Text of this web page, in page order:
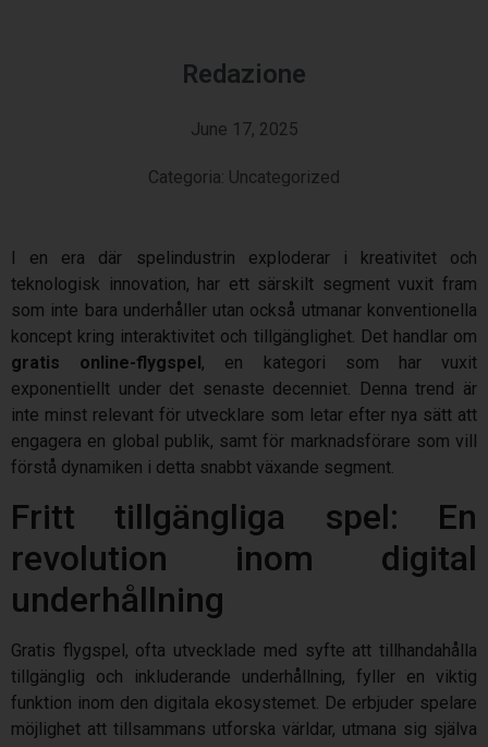
Redazione
June 17, 2025
Categoria: Uncategorized
I en era där spelindustrin exploderar i kreativitet och
teknologisk innovation, har ett särskilt segment vuxit fram
som inte bara underhåller utan också utmanar konventionella
koncept kring interaktivitet och tillgänglighet. Det handlar om
gratis online-flygspel, en kategori som har vuxit
exponentiellt under det senaste decenniet. Denna trend är
inte minst relevant för utvecklare som letar efter nya sätt att
engagera en global publik, samt för marknadsförare som vill
förstå dynamiken i detta snabbt växande segment.
Fritt tillgängliga spel: En
revolution inom digital
underhållning
Gratis flygspel, ofta utvecklade med syfte att tillhandahålla
tillgänglig och inkluderande underhållning, fyller en viktig
funktion inom den digitala ekosystemet. De erbjuder spelare
möjlighet att tillsammans utforska världar, utmana sig själva